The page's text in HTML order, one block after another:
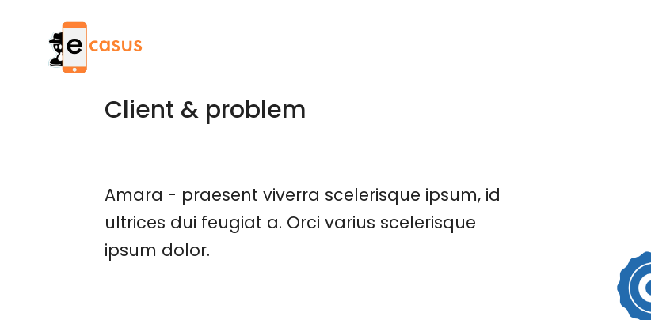
Client & problem
Amara - praesent viverra scelerisque ipsum, id
ultrices dui feugiat a. Orci varius scelerisque
ipsum dolor.